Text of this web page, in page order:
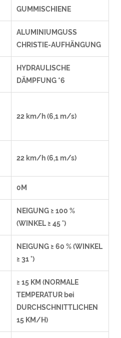
GUMMISCHIENE
ALUMINIUMGUSS
CHRISTIE-AUFHÄNGUNG
HYDRAULISCHE
DÄMPFUNG *6
22 km/h (6,1 m/s)
22 km/h (6,1 m/s)
0M
NEIGUNG ≥ 100 %
(WINKEL ≥ 45 °)
NEIGUNG ≥ 60 % (WINKEL
≥ 31 °)
≥ 15 KM (NORMALE
TEMPERATUR bei
DURCHSCHNITTLICHEN
15 KM/H)